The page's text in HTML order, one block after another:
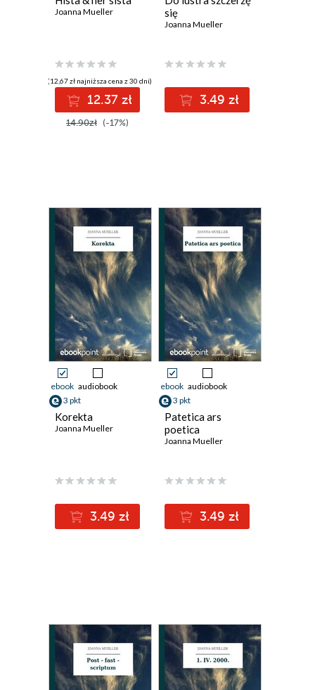
Joanna Mueller
(12,67 zł najniższa cena z 30 dni)
12.37 zł
14.90zł (-17%)
się
Joanna Mueller
3.49 zł
ebook audiobook
3 pkt
Korekta
Joanna Mueller
3.49 zł
ebook audiobook
3 pkt
Patetica ars
poetica
Joanna Mueller
3.49 zł